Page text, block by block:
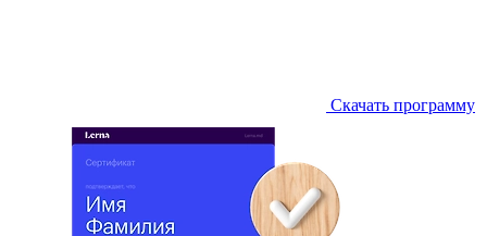
Скачать программу